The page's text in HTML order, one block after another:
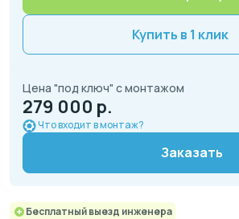
Купить в 1 клик
Цена "под ключ" с монтажом
279 000 р.
Что входит в монтаж?
Заказать
Бесплатный выезд инженера